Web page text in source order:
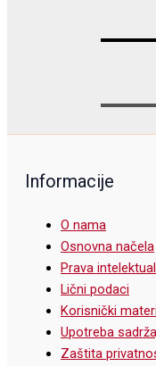
Informacije
O nama
Osnovna načela
Prava
Lični podaci
Korisnički
Upotreba
Zaštita